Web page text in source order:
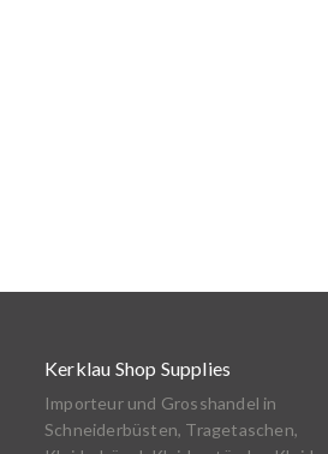
Kerklau Shop Supplies
Importeur und Grosshandel in
Schneiderbüsten, Tragetaschen,